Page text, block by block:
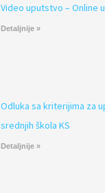
Video uputstvo – Online
Detaljnije »
Odluka sa kriterijima za
srednjih škola KS
Detaljnije »